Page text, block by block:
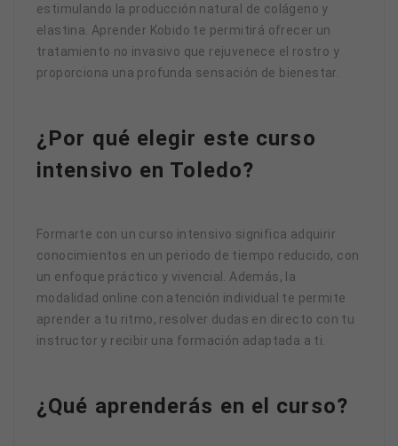
estimulando la producción natural de colágeno y
elastina. Aprender Kobido te permitirá ofrecer un
tratamiento no invasivo que rejuvenece el rostro y
proporciona una profunda sensación de bienestar.
¿Por qué elegir este curso
intensivo en Toledo?
Formarte con un curso intensivo significa adquirir
conocimientos en un periodo de tiempo reducido, con
un enfoque práctico y vivencial. Además, la
modalidad online con atención individual te permite
aprender a tu ritmo, resolver dudas en directo con tu
instructor y recibir una formación adaptada a ti.
¿Qué aprenderás en el curso?